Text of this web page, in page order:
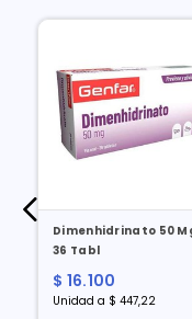
Dimenhidrinato 50
36 Tabl
$ 16.100
Unidad a $ 447,22